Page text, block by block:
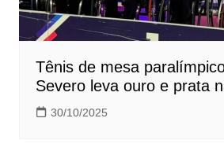
Tênis de mesa
Severo leva ouro e prata
30/10/2025